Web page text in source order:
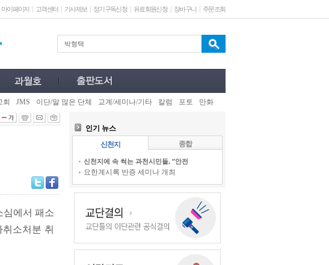
마이페이지 고객센터 기사제보 정기구독신청 유료회원신청 장바구니 주문조회
회 JMS 이단/말 많은 단체 교계/세미나/기타 칼럼 포토 만화
에서 패소
소처분 취
인기 뉴스
신천지
종합
신천지에 속 썩는 과천시민들, “안전
요한계시록 반증 세미나 개최